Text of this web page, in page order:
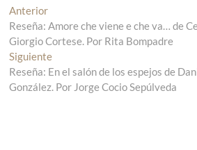
N
a
v
e
Anterior
n
t
r
a
d
Reseña: Amore che viene e che va… de
Giorgio Cortese. Por Rita Bompadre
Siguiente
n
t
Reseña: En el salón de los espejos de
González. Por Jorge Cocio Sepúlveda